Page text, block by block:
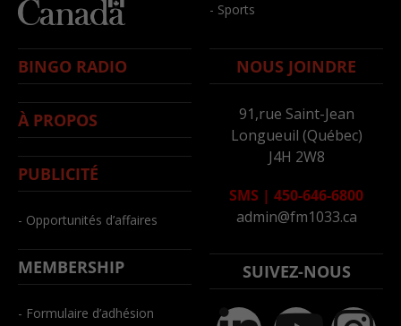
- Sports
BINGO RADIO
À PROPOS
PUBLICITÉ
- Opportunités d’affaires
MEMBERSHIP
- Formulaire d’adhésion
NOUS JOINDRE
91,rue Saint-Jean
Longueuil (Québec)
J4H 2W8
SMS | 450-646-6800
admin@fm1033.ca
SUIVEZ-NOUS